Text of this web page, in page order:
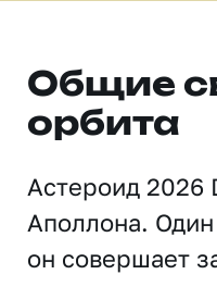
Общие
орбита
Астероид 2026
Аполлона.
он совершает